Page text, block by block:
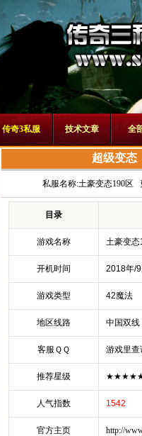
传奇3私服 技术文章 全
超级变态
私服名称:土豪变态190区
目录
游戏名称 土豪变态
开机时间 2018年/
游戏类型 42魔法
地区线路 中国双线
客服ＱＱ 游戏里查
推荐星级
人气指数 1542
官方主页 http://